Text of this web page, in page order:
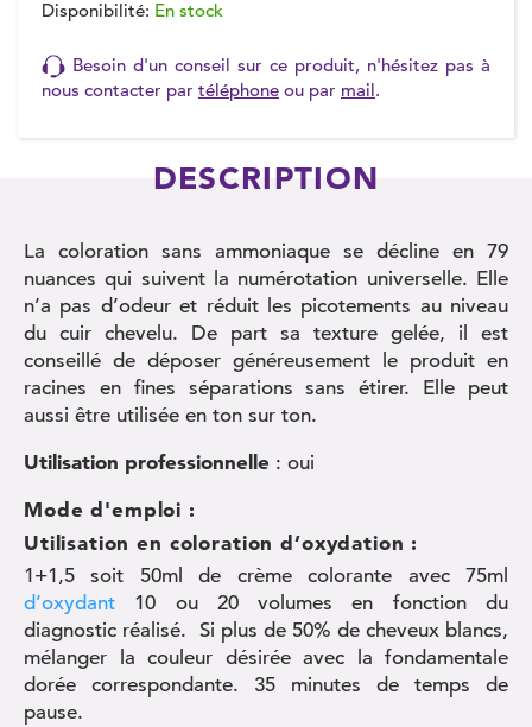
Disponibilité: En stock
Besoin d'un conseil sur ce produit, n'hésitez pas à
nous contacter par téléphone ou par mail.
DESCRIPTION
La coloration sans ammoniaque se décline en 79
nuances qui suivent la numérotation universelle. Elle
n’a pas d’odeur et réduit les picotements au niveau
du cuir chevelu. De part sa texture gelée, il est
conseillé de déposer généreusement le produit en
racines en fines séparations sans étirer. Elle peut
aussi être utilisée en ton sur ton.
Utilisation professionnelle : oui
Mode d'emploi :
Utilisation en coloration d’oxydation :
1+1,5 soit 50ml de crème colorante avec 75ml
d’oxydant 10 ou 20 volumes en fonction du
diagnostic réalisé. Si plus de 50% de cheveux blancs,
mélanger la couleur désirée avec la fondamentale
dorée correspondante. 35 minutes de temps de
pause.